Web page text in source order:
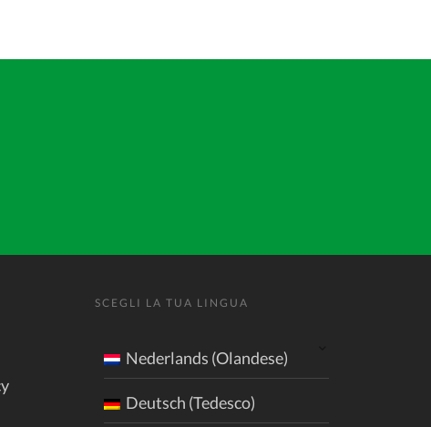
SCEGLI LA TUA LINGUA
Nederlands (Olandese)
Deutsch (Tedesco)